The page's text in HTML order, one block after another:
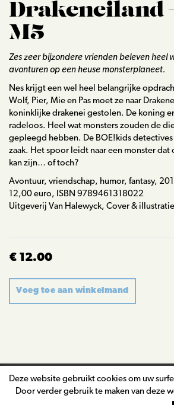
Drakeneiland
M5
Zes zeer bijzondere vrienden beleven heel
avonturen op een heuse monsterplaneet.
Nes krijgt een wel heel belangrijke
Wolf, Pier, Mie en Pas moet ze naar
koninklijke drakenei gestolen. De koning
radeloos. Heel wat monsters zouden de
gepleegd hebben. De BOE!kids
zaak. Het spoor leidt naar een monster
kan zijn… of toch?
Avontuur, vriendschap, humor, fantasy,
12,00 euro, ISBN 9789461318022
Uitgeverij Van Halewyck, Cover &
€ 12.00
Voeg toe aan winkelmand
BTW: BE
Deze website gebruikt cookies om uw
Door verder gebruik te maken van deze